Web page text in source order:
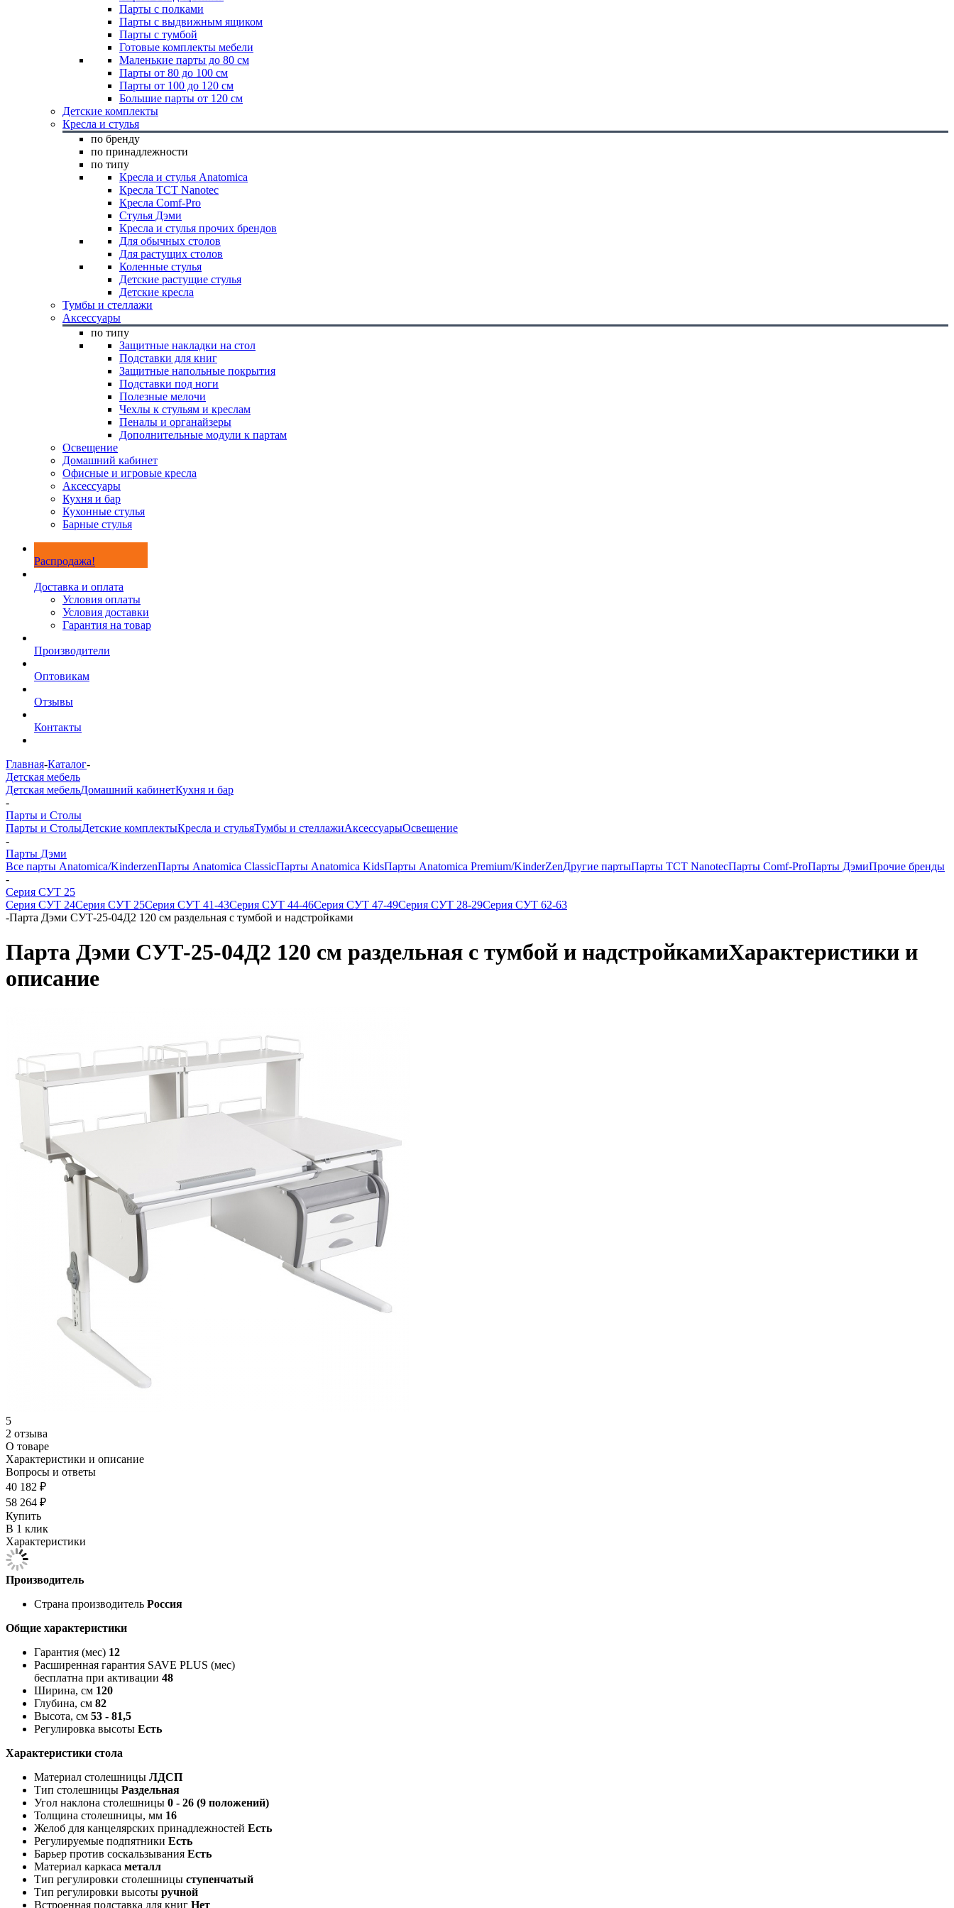
Парты с полками
Парты с выдвижным ящиком
Парты с тумбой
Готовые комплекты мебели
Маленькие парты до 80 см
Парты от 80 до 100 см
Парты от 100 до 120 см
Большие парты от 120 см
Детские комплекты
Кресла и стулья
по бренду
по принадлежности
по типу
Кресла и стулья Anatomica
Кресла TCT Nanotec
Кресла Comf-Pro
Стулья Дэми
Кресла и стулья прочих брендов
Для обычных столов
Для растущих столов
Коленные стулья
Детские растущие стулья
Детские кресла
Тумбы и стеллажи
Аксессуары
по типу
Защитные накладки на стол
Подставки для книг
Защитные напольные покрытия
Подставки под ноги
Полезные мелочи
Чехлы к стульям и креслам
Пеналы и органайзеры
Дополнительные модули к партам
Освещение
Домашний кабинет
Офисные и игровые кресла
Аксессуары
Кухня и бар
Кухонные стулья
Барные стулья
Распродажа!
Доставка и оплата
Условия оплаты
Условия доставки
Гарантия на товар
Производители
Оптовикам
Отзывы
Контакты
Главная-Каталог-
Детская мебель
Детская мебельДомашний кабинетКухня и бар
-
Парты и Столы
Парты и СтолыДетские комплектыКресла и стульяТумбы и стеллажиАксессуарыОсвещение
-
Парты Дэми
Все парты Anatomica/KinderzenПарты Anatomica ClassicПарты Anatomica KidsПарты Anatomica Premium/KinderZenДругие партыПарты TCT NanotecПарты Comf-ProПарты ДэмиПрочие бренды
-
Серия СУТ 25
Серия СУТ 24Серия СУТ 25Серия СУТ 41-43Серия СУТ 44-46Серия СУТ 47-49Серия СУТ 28-29Серия СУТ 62-63
-Парта Дэми СУТ-25-04Д2 120 см раздельная с тумбой и надстройками
Парта Дэми СУТ-25-04Д2 120 см раздельная с тумбой и надстройкамиХарактеристики и
описание
5
2 отзыва
О товаре
Характеристики и описание
Вопросы и ответы
40 182 ₽
58 264 ₽
Купить
В 1 клик
Характеристики
Производитель
Страна производитель Россия
Общие характеристики
Гарантия (мес) 12
Расширенная гарантия SAVE PLUS (мес)
бесплатна при активации 48
Ширина, см 120
Глубина, см 82
Высота, см 53 - 81,5
Регулировка высоты Есть
Характеристики стола
Материал столешницы ЛДСП
Тип столешницы Раздельная
Угол наклона столешницы 0 - 26 (9 положений)
Толщина столешницы, мм 16
Желоб для канцелярских принадлежностей Есть
Регулируемые подпятники Есть
Барьер против соскальзывания Есть
Материал каркаса металл
Тип регулировки столешницы ступенчатый
Тип регулировки высоты ручной
Встроенная подставка для книг Нет